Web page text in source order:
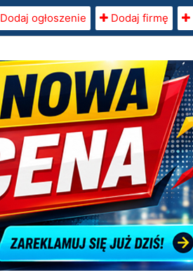
Dodaj ogłoszenie Dodaj firmę